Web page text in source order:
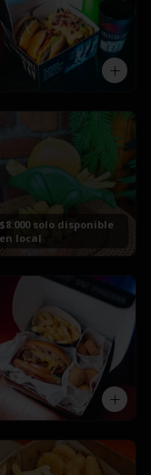
$8.000 solo disponible
en local